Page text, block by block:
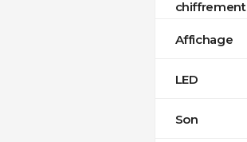
chiffrement
Affichage
LED
Son